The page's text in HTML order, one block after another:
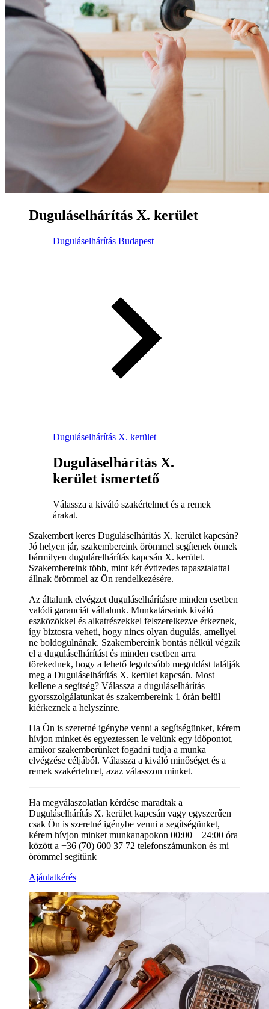
Duguláselhárítás X. kerület
Duguláselhárítás Budapest
Duguláselhárítás X. kerület
Duguláselhárítás X.
kerület ismertető
Válassza a kiváló szakértelmet és a remek
árakat.
Szakembert keres Duguláselhárítás X. kerület kapcsán?
Jó helyen jár, szakembereink örömmel segítenek önnek
bármilyen dugulárelhárítás kapcsán X. kerület.
Szakembereink több, mint két évtizedes tapasztalattal
állnak örömmel az Ön rendelkezésére.
Az általunk elvégzet duguláselhárításre minden esetben
valódi garanciát vállalunk. Munkatársaink kiváló
eszközökkel és alkatrészekkel felszerelkezve érkeznek,
így biztosra veheti, hogy nincs olyan dugulás, amellyel
ne boldogulnának. Szakembereink bontás nélkül végzik
el a duguláselhárítást és minden esetben arra
törekednek, hogy a lehető legolcsóbb megoldást találják
meg a Duguláselhárítás X. kerület kapcsán. Most
kellene a segítség? Válassza a duguláselhárítás
gyorsszolgálatunkat és szakembereink 1 órán belül
kiérkeznek a helyszínre.
Ha Ön is szeretné igénybe venni a segítségünket, kérem
hívjon minket és egyeztessen le velünk egy időpontot,
amikor szakemberünket fogadni tudja a munka
elvégzése céljából. Válassza a kiváló minőséget és a
remek szakértelmet, azaz válasszon minket.
Ha megválaszolatlan kérdése maradtak a
Duguláselhárítás X. kerület kapcsán vagy egyszerűen
csak Ön is szeretné igénybe venni a segítségünket,
kérem hívjon minket munkanapokon 00:00 – 24:00 óra
között a +36 (70) 600 37 72 telefonszámunkon és mi
örömmel segítünk
Ajánlatkérés